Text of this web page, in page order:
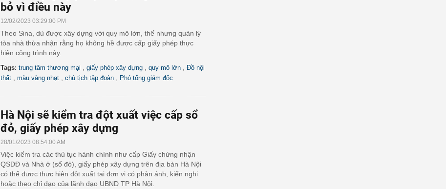
bỏ vì điều này
12/02/2023 03:29:00 PM
Theo Sina, dù được xây dựng với quy mô lớn, thế nhưng quản lý
tòa nhà thừa nhận rằng họ không hề được cấp giấy phép thực
hiện công trình này.
Tags: trung tâm thương mại giấy phép xây dựng quy mô lớn
Đồ nội
thất
màu vàng nhạt chủ tịch tập đoàn Phó tổng giám đốc
Hà Nội sẽ kiểm tra đột xuất việc cấp sổ
đỏ, giấy phép xây dựng
28/01/2023 08:54:00 AM
Việc kiểm tra các thủ tục hành chính như cấp Giấy chứng nhận
QSDĐ và Nhà ở (sổ đỏ), giấy phép xây dựng trên địa bàn Hà Nội
có thể được thực hiện đột xuất tại đơn vị có phản ánh, kiến nghị
hoặc theo chỉ đạo của lãnh đạo UBND TP Hà Nội.